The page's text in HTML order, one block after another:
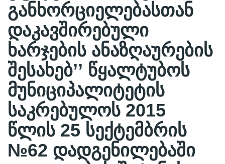
განხორციელებასთან
დაკავშირებული
ხარჯების ანაზღაურების
შესახებ’’ წყალტუბოს
მუნიციპალიტეტის
საკრებულოს 2015
წლის 25 სექტემბრის
№62 დადგენილებაში